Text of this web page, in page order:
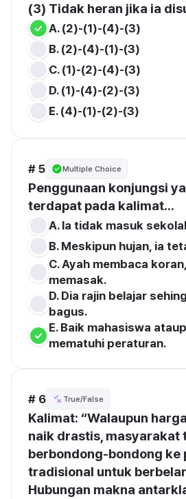
(3) Tidak heran jika ia
Α. (2)-(1)-(4)-(3)
Β. (2)-(4)-(1)-(3)
C. (1)-(2)-(4)-(3)
D. (1)-(4)-(2)-(3)
Ε. (4)-(1)-(2)-(3)
# 5 Multiple Choice
Penggunaan konjungsi
terdapat pada kalimat...
A. la tidak masuk
B. Meskipun hujan, ia
C. Ayah membaca
memasak.
D. Dia rajin belajar
bagus.
E. Baik mahasiswa
mematuhi peraturan.
# 6 True/False
Kalimat: “Walaupun
naik drastis, masyarakat
berbondong-bondong ke
tradisional untuk
Hubungan makna